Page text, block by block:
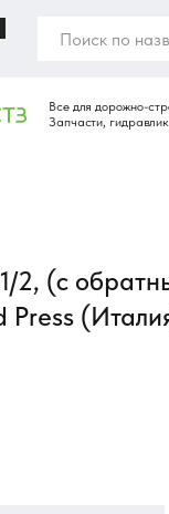
2, (с
Press